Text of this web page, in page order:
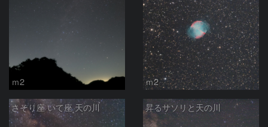
ｍ2 ｍ2
さそり座 いて座 天の川 昇るサソリと天の川